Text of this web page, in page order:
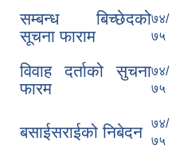
सम्बन्ध बिच्छेदको
सूचना फाराम
७४/
७५
विवाह दर्ताको सुचना
फारम
७४/
७५
बसाईसराईको निबेदन
७४/
७५